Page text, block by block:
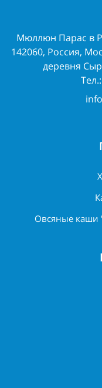
Мюллюн Парас в
142060, Россия,
деревня
Тел.:
Овсяные каши